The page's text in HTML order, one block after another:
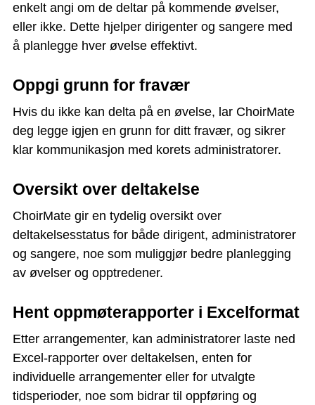
enkelt angi om de deltar på kommende øvelser,
eller ikke. Dette hjelper dirigenter og sangere med
å planlegge hver øvelse effektivt.
Oppgi grunn for fravær
Hvis du ikke kan delta på en øvelse, lar ChoirMate
deg legge igjen en grunn for ditt fravær, og sikrer
klar kommunikasjon med korets administratorer.
Oversikt over deltakelse
ChoirMate gir en tydelig oversikt over
deltakelsesstatus for både dirigent, administratorer
og sangere, noe som muliggjør bedre planlegging
av øvelser og opptredener.
Hent oppmøterapporter i Excelformat
Etter arrangementer, kan administratorer laste ned
Excel-rapporter over deltakelsen, enten for
individuelle arrangementer eller for utvalgte
tidsperioder, noe som bidrar til oppføring og